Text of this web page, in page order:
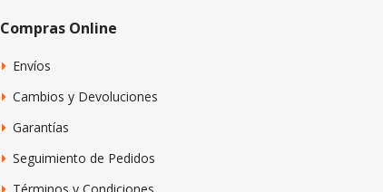
Compras Online
Envíos
Cambios y Devoluciones
Garantías
Seguimiento de Pedidos
Términos y Condiciones